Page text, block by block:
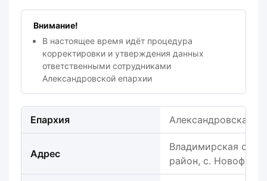
Внимание!
В настоящее время идёт процедура
корректировки и утверждения данных
ответственными сотрудниками
Александровской епархии
Епархия Александровская
Адрес
Владимирская
район, с.